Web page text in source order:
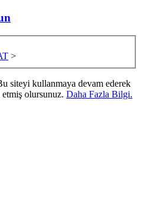
>
siteyi kullanmaya devam ederek
etmiş olursunuz. Daha Fazla Bilgi.